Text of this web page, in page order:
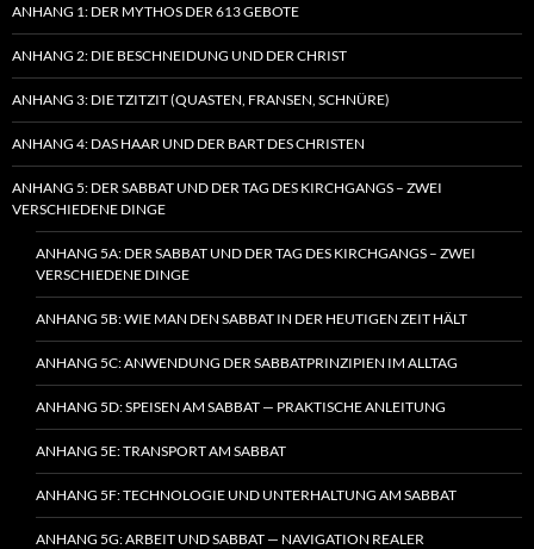
ANHANG 1: DER MYTHOS DER 613 GEBOTE
ANHANG 2: DIE BESCHNEIDUNG UND DER CHRIST
ANHANG 3: DIE TZITZIT (QUASTEN, FRANSEN, SCHNÜRE)
ANHANG 4: DAS HAAR UND DER BART DES CHRISTEN
ANHANG 5: DER SABBAT UND DER TAG DES KIRCHGANGS – ZWEI
VERSCHIEDENE DINGE
ANHANG 5A: DER SABBAT UND DER TAG DES KIRCHGANGS – ZWEI
VERSCHIEDENE DINGE
ANHANG 5B: WIE MAN DEN SABBAT IN DER HEUTIGEN ZEIT HÄLT
ANHANG 5C: ANWENDUNG DER SABBATPRINZIPIEN IM ALLTAG
ANHANG 5D: SPEISEN AM SABBAT — PRAKTISCHE ANLEITUNG
ANHANG 5E: TRANSPORT AM SABBAT
ANHANG 5F: TECHNOLOGIE UND UNTERHALTUNG AM SABBAT
ANHANG 5G: ARBEIT UND SABBAT — NAVIGATION REALER